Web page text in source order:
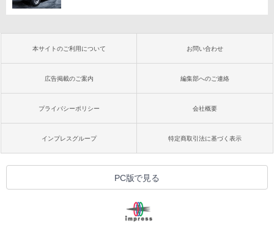
本サイトのご利用について お問い合わせ
広告掲載のご案内 編集部へのご連絡
プライバシーポリシー 会社概要
インプレスグループ 特定商取引法に基づく表示
PC版で見る